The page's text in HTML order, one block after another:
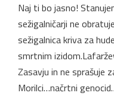
Naj ti bo jasno!
sežigalničarji ne
sežigalnica kriva za
smrtnim
Zasavju in ne sprašuje
Morilci…načrtni